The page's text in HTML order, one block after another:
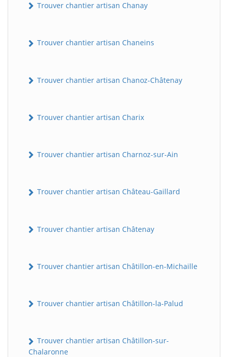
Trouver chantier artisan Chanay
Trouver chantier artisan Chaneins
Trouver chantier artisan Chanoz-Châtenay
Trouver chantier artisan Charix
Trouver chantier artisan Charnoz-sur-Ain
Trouver chantier artisan Château-Gaillard
Trouver chantier artisan Châtenay
Trouver chantier artisan Châtillon-en-Michaille
Trouver chantier artisan Châtillon-la-Palud
Trouver chantier artisan Châtillon-sur-
Chalaronne